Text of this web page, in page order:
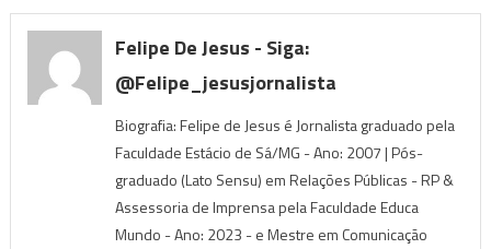
Felipe De Jesus - Siga:
@felipe_jesusjornalista
Biografia: Felipe de Jesus é Jornalista graduado pela
Faculdade Estácio de Sá/MG - Ano: 2007 | Pós-
graduado (Lato Sensu) em Relações Públicas - RP &
Assessoria de Imprensa pela Faculdade Educa
Mundo - Ano: 2023 - e Mestre em Comunicação